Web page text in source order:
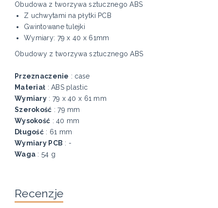
Obudowa z tworzywa sztucznego ABS
Z uchwytami na płytki PCB
Gwintowane tulejki
Wymiary: 79 x 40 x 61mm
Obudowy z tworzywa sztucznego ABS
Przeznaczenie : case
Materiał : ABS plastic
Wymiary: 79 x 40 x 61 mm
Szerokość : 79 mm
Wysokość : 40 mm
Długość: 61 mm
Wymiary PCB : -
Waga : 54 g
Recenzje